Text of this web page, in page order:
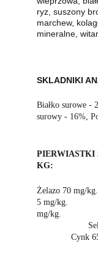
ryz, suszony
marchew,
mineralne,
SKLADNIKI
Białko surowe -
surowy - 16%,
PIERWIASTKI
KG:
Żelazo 70 mg/
5 mg/kg.
mg/kg.
Cynk